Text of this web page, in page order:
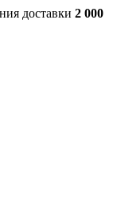
доставки 2 000